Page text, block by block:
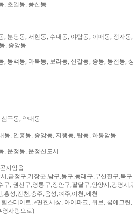
, 초일동, 풍산동
분당동, 서현동, 수내동, 야탑동, 이매동, 정자동
, 중앙동
동백동, 마북동, 보라동, 신갈동, 중동, 동천동,
곡동, 약대동
동, 안흥동, 중앙동, 지행동, 탑동, 하봉암동
운정동, 운정신도시
지암읍
,금정구,기장군,남구,동구,동래구,부산진구,북
, 권선구,영통구,장안구,팔달구,안양시,광명시,
홍성,진천,충주,음성,여주,이천,제천
스테이트, e편한세상, 아이파크, 위브, 꿈에그린
영사랑으로)